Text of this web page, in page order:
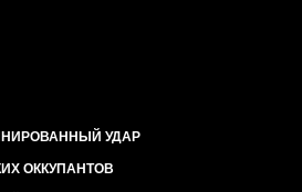
УДАР
ОККУПАНТОВ